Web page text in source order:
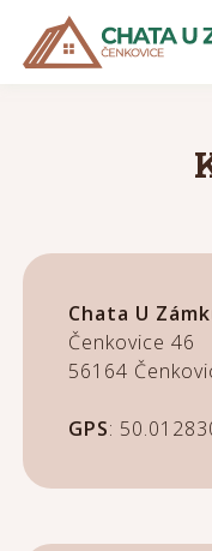
Chata U
Čenkovice 46
56164
GPS: